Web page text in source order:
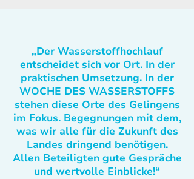
„Der Wasserstoffhochlauf
entscheidet sich vor Ort. In der
praktischen Umsetzung. In der
WOCHE DES WASSERSTOFFS
stehen diese Orte des Gelingens
im Fokus. Begegnungen mit dem,
was wir alle für die Zukunft des
Landes dringend benötigen.
Allen Beteiligten gute Gespräche
und wertvolle Einblicke!“